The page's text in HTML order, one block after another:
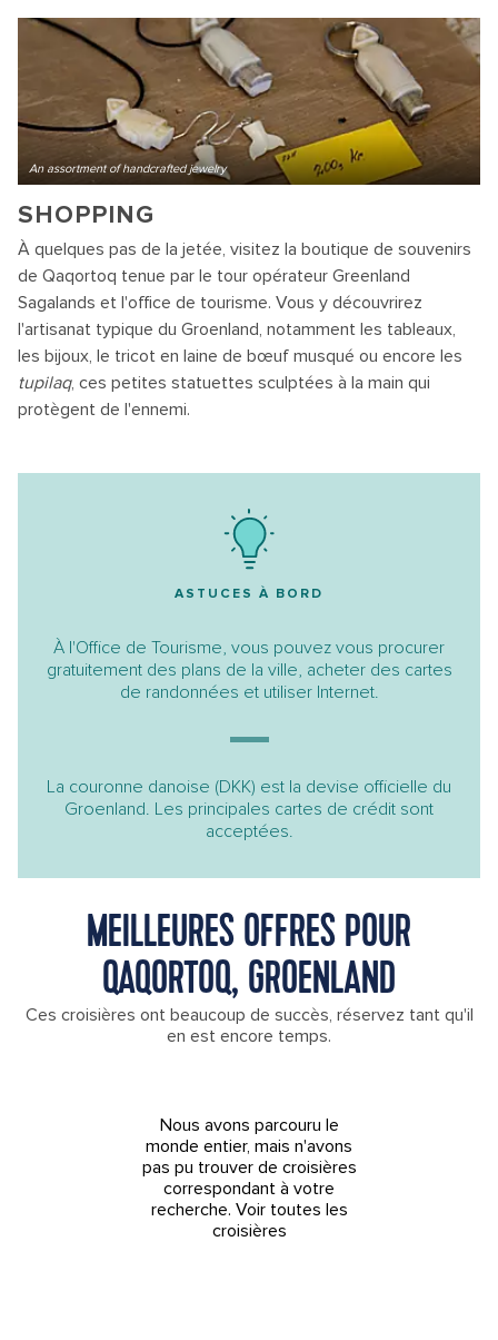
An assortment of handcrafted jewelry
SHOPPING
À quelques pas de la jetée, visitez la boutique de souvenirs
de Qaqortoq tenue par le tour opérateur Greenland
Sagalands et l'office de tourisme. Vous y découvrirez
l'artisanat typique du Groenland, notamment les tableaux,
les bijoux, le tricot en laine de bœuf musqué ou encore les
tupilaq, ces petites statuettes sculptées à la main qui
protègent de l'ennemi.
ASTUCES À BORD
À l'Office de Tourisme, vous pouvez vous procurer
gratuitement des plans de la ville, acheter des cartes
de randonnées et utiliser Internet.
La couronne danoise (DKK) est la devise officielle du
Groenland. Les principales cartes de crédit sont
acceptées.
MEILLEURES OFFRES POUR
QAQORTOQ, GROENLAND
Ces croisières ont beaucoup de succès, réservez tant qu'il
en est encore temps.
Nous avons parcouru le
monde entier, mais n'avons
pas pu trouver de croisières
correspondant à votre
recherche. Voir toutes les
croisières